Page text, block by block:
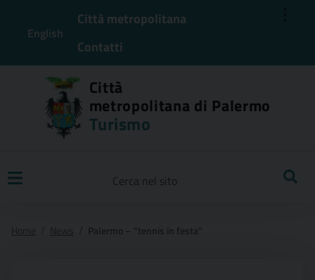
English
Città metropolitana
Contatti
Città
metropolitana di Palermo
Turismo